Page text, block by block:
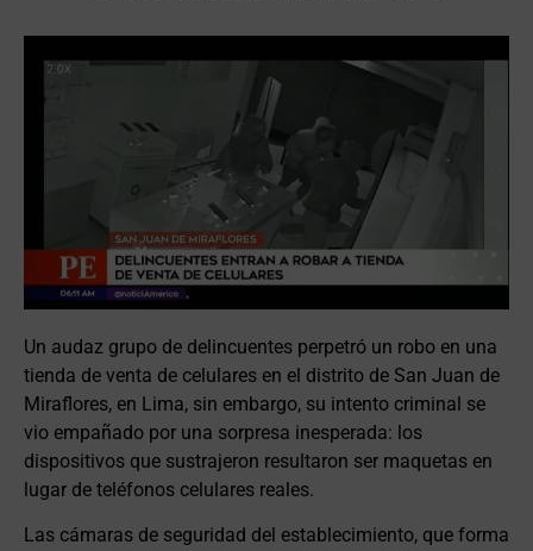
Un audaz grupo de delincuentes perpetró un robo en una
tienda de venta de celulares en el distrito de San Juan de
Miraflores, en Lima, sin embargo, su intento criminal se
vio empañado por una sorpresa inesperada: los
dispositivos que sustrajeron resultaron ser maquetas en
lugar de teléfonos celulares reales.
Las cámaras de seguridad del establecimiento, que forma